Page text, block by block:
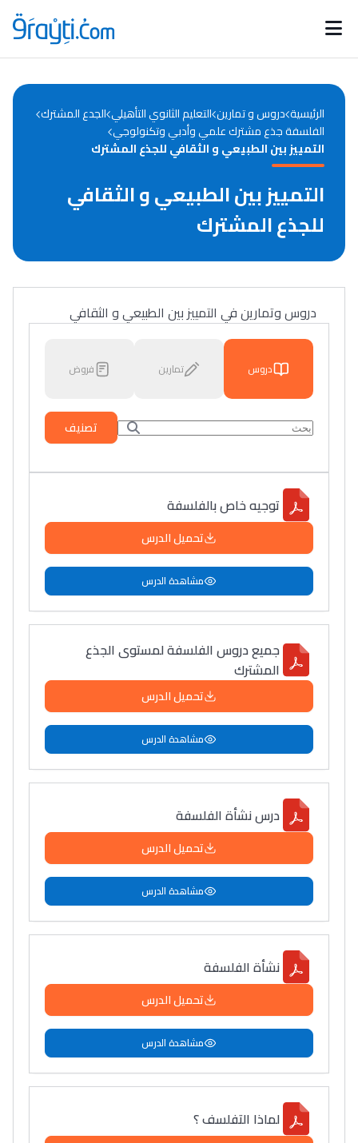
Catégories
d'actualités
Annonces bourses
الرئيسية دروس و تمارين التعليم الثانوي التأهيلي الجدع المشترك
الفلسفة جذع مشترك علمي وأدبي وتكنولوجي
التمييز بين الطبيعي و الثقافي للجذع المشترك
التمييز بين الطبيعي و الثقافي
للجذع المشترك
دروس وتمارين في التمييز بين الطبيعي و الثقافي
دروس تمارين فروض
تصنيف
توجيه خاص بالفلسفة
تحميل الدرس
مشاهدة الدرس
جميع دروس الفلسفة لمستوى الجذع
المشترك
تحميل الدرس
مشاهدة الدرس
درس نشأة الفلسفة
تحميل الدرس
مشاهدة الدرس
نشأة الفلسفة
تحميل الدرس
مشاهدة الدرس
لماذا التفلسف ؟